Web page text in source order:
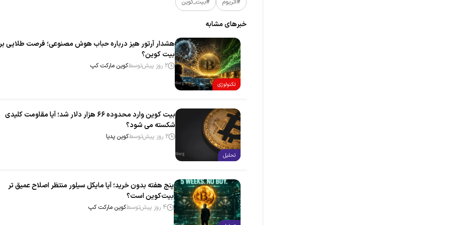
خبر‌های مشابه
تکنولوژی
هشدار آرتور هیز درباره حباب هوش مصنوعی؛ فرصت طلایی
بیت‌ کوین؟
2 روز پیش توسطکوین مارکت کپ
تحلیل
بیت‌ کوین وارد محدوده ۶۶ هزار دلار شد؛ آیا مقاومت کلیدی
شکسته می‌ شود؟
2 روز پیش توسطکوین پدیا
پنج هفته بدون خرید؛ آیا مایکل سیلور منتظر اصلاح عمیق‌ تر
بیت‌کوین است؟
4 روز پیش توسطکوین مارکت کپ